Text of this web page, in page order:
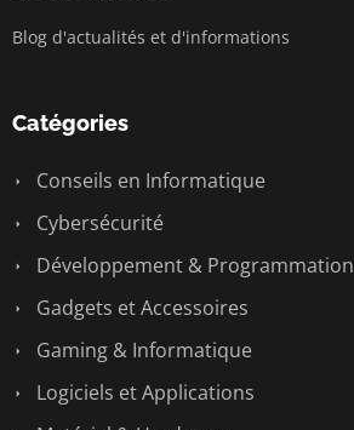
Blog d'actualités et d'informations
Catégories
Conseils en Informatique
Cybersécurité
Développement & Programmation
Gadgets et Accessoires
Gaming & Informatique
Logiciels et Applications